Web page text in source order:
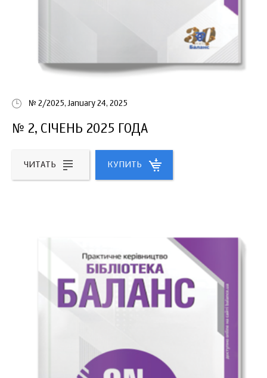
№ 2/2025, January 24, 2025
№ 2, СІЧЕНЬ 2025 ГОДА
ЧИТАТЬ КУПИТЬ